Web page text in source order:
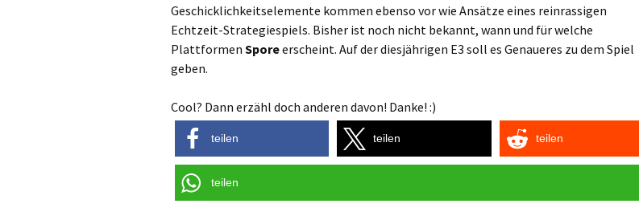
Geschicklichkeitselemente kommen ebenso vor wie Ansätze eines reinrassigen
Echtzeit-Strategiespiels. Bisher ist noch nicht bekannt, wann und für welche
Plattformen Sporeerscheint. Auf der diesjährigen E3 soll es Genaueres zu dem Spiel
geben.
Cool? Dann erzähl doch anderen davon! Danke! :)
teilen teilen teilen
teilen